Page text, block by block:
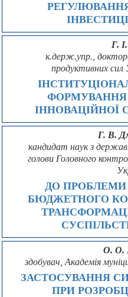
Г.
к.держ.упр.,
продуктивних
ФОРМУВАННЯ
ІННОВАЦІЙНОЇ
Г. В.
кандидат наук з
голови Головного
ДО ПРОБЛЕМИ
БЮДЖЕТНОГО
О. О.
здобувач, Академія
ЗАСТОСУВАННЯ
ПРИ